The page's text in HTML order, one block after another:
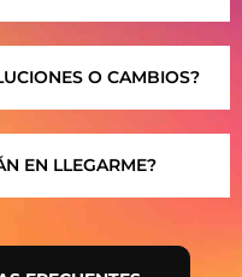
O CAMBIOS?
EN LLEGARME?